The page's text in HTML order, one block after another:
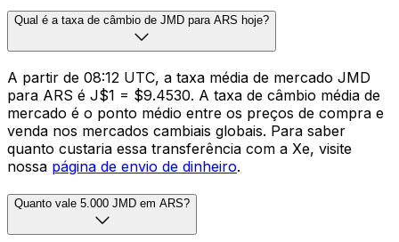
Qual é a taxa de câmbio de JMD para ARS hoje?
A partir de 08:12 UTC, a taxa média de mercado JMD
para ARS é J$1 = $9.4530. A taxa de câmbio média de
mercado é o ponto médio entre os preços de compra e
venda nos mercados cambiais globais. Para saber
quanto custaria essa transferência com a Xe, visite
nossa página de envio de dinheiro.
Quanto vale 5.000 JMD em ARS?